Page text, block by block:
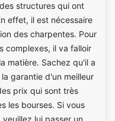
structures qui ont
effet, il est nécessaire
des charpentes. Pour
complexes, il va falloir
matière. Sachez qu'il a
garantie d'un meilleur
prix qui sont très
les bourses. Si vous
lui passer un